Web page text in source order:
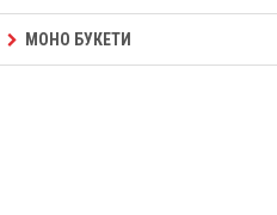
МОНО БУКЕТИ